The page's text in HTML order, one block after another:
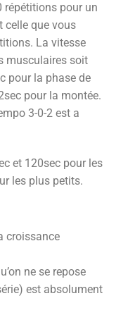
répétitions pour un
celle que vous
La vitesse
musculaires soit
pour la phase de
pour la montée.
3-0-2 est a
et 120sec pour les
les plus petits.
croissance
ne se repose
est absolument